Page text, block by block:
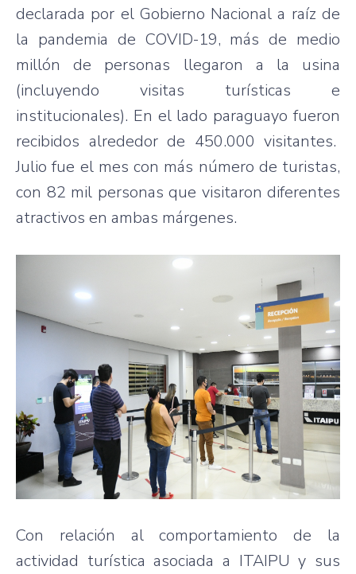
declarada por el Gobierno Nacional a raíz de
la pandemia de COVID-19, más de medio
millón de personas llegaron a la usina
(incluyendo visitas turísticas e
institucionales). En el lado paraguayo fueron
recibidos alrededor de 450.000 visitantes.
Julio fue el mes con más número de turistas,
con 82 mil personas que visitaron diferentes
atractivos en ambas márgenes.
Con relación al comportamiento de la
actividad turística asociada a ITAIPU y sus